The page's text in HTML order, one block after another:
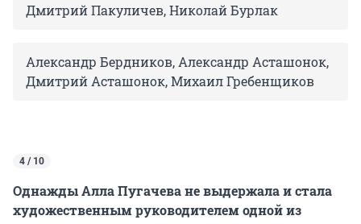
Дмитрий Пакуличев, Николай Бурлак
Александр Бердников, Александр Асташонок,
Дмитрий Асташонок, Михаил Гребенщиков
4 / 10
Однажды Алла Пугачева не выдержала и стала
художественным руководителем одной из